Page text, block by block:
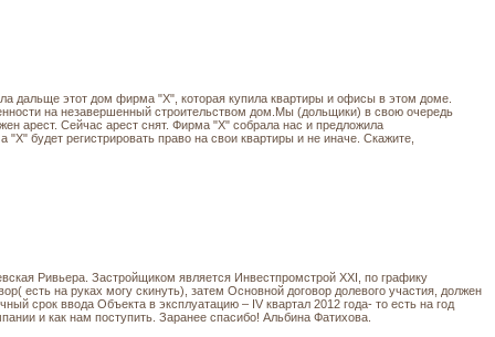
дальще этот дом фирма "Х", которая купила квартиры и офисы в этом доме.
на незавершенный строительством дом.Мы (дольщики) в свою очередь
арест. Сейчас арест снят. Фирма "Х" собрала нас и предложила
будет регистрировать право на свои квартиры и не иначе. Скажите,
Ривьера. Застройщиком является Инвестпромстрой ХХI, по графику
есть на руках могу скинуть), затем Основной договор долевого участия, должен
срок ввода Объекта в эксплуатацию – IV квартал 2012 года- то есть на год
и как нам поступить. Заранее спасибо! Альбина Фатихова.